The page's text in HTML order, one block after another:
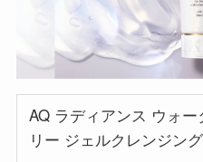
AQ ラディアンス ウォー
リー ジェルクレンジング